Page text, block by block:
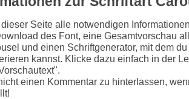
Seite alle notwendigen
des Font, eine Gesamtvorschau
und einen Schriftgenerator, mit dem
kannst. Klicke dazu einfach in der
einen Kommentar zu hinterlassen,